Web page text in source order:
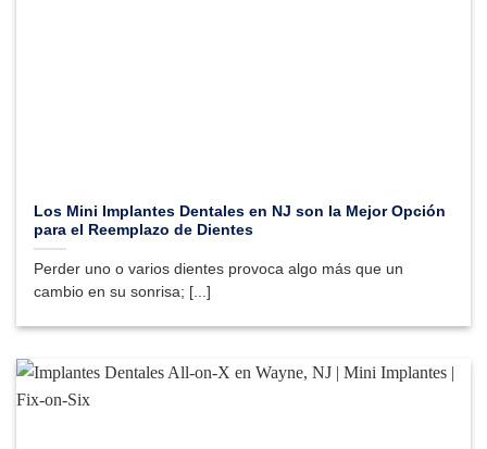
Los Mini Implantes Dentales en NJ son la Mejor Opción
para el Reemplazo de Dientes
Perder uno o varios dientes provoca algo más que un
cambio en su sonrisa; [...]